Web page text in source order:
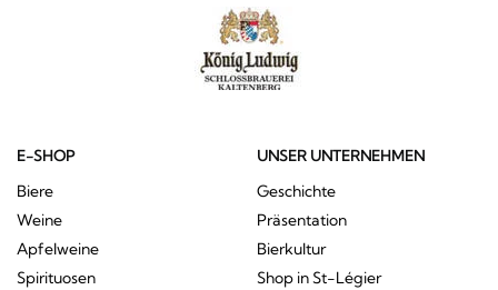
E-SHOP
Biere
Weine
Apfelweine
Spirituosen
UNSER UNTERNEHMEN
Geschichte
Präsentation
Bierkultur
Shop in St-Légier